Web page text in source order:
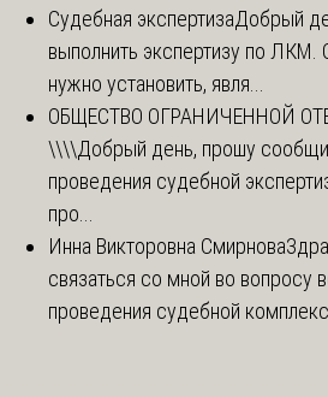
Судебная экспертизаДобрый
выполнить экспертизу по
нужно установить, явля...
ОБЩЕСТВО ОГРАНИЧЕННОЙ
\\\\Добрый день, прошу
проведения судебной
про...
Инна Викторовна Смирнова
связаться со мной во вопросу
проведения судебной